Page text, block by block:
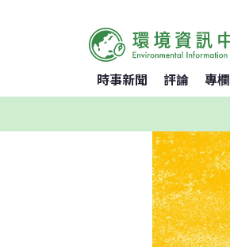
時事新聞 評論 專欄